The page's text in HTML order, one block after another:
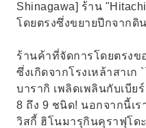
Shinagawa] ร้าน
โดยตรงซึ่งขยายปีกจาก
ร้านค้าที่จัดการโดยตรงข
ซึ่งเกิดจากโรงเหล้าสาเก
บารากิ เพลิดเพลินกับเบีย
8 ถึง 9 ชนิด! นอกจากนี้เร
วิสกี้ ฮิโนมารุกินคุราฟุโด